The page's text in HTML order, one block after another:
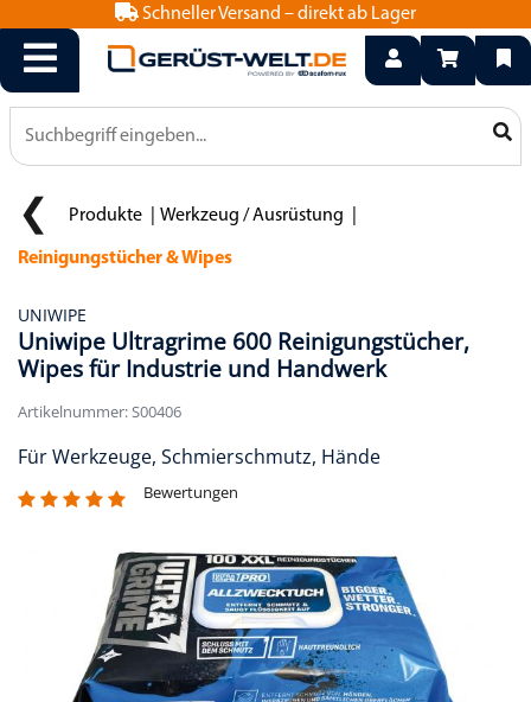
Schneller Versand – direkt ab Lager
0800 15 50 550
info@geruest-welt.de
Produkte Werkzeug / Ausrüstung
Reinigungstücher & Wipes
UNIWIPE
Uniwipe Ultragrime 600 Reinigungstücher,
Wipes für Industrie und Handwerk
Artikelnummer: S00406
Für Werkzeuge, Schmierschmutz, Hände
Bewertungen